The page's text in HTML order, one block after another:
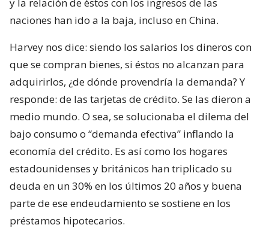
naciones han ido a la baja, incluso en China.
Harvey nos dice: siendo los salarios los dineros con
que se compran bienes, si éstos no alcanzan para
adquirirlos, ¿de dónde provendría la demanda? Y
responde: de las tarjetas de crédito. Se las dieron a
medio mundo. O sea, se solucionaba el dilema del
bajo consumo o “demanda efectiva” inflando la
economía del crédito. Es así como los hogares
estadounidenses y británicos han triplicado su
deuda en un 30% en los últimos 20 años y buena
parte de ese endeudamiento se sostiene en los
préstamos hipotecarios.